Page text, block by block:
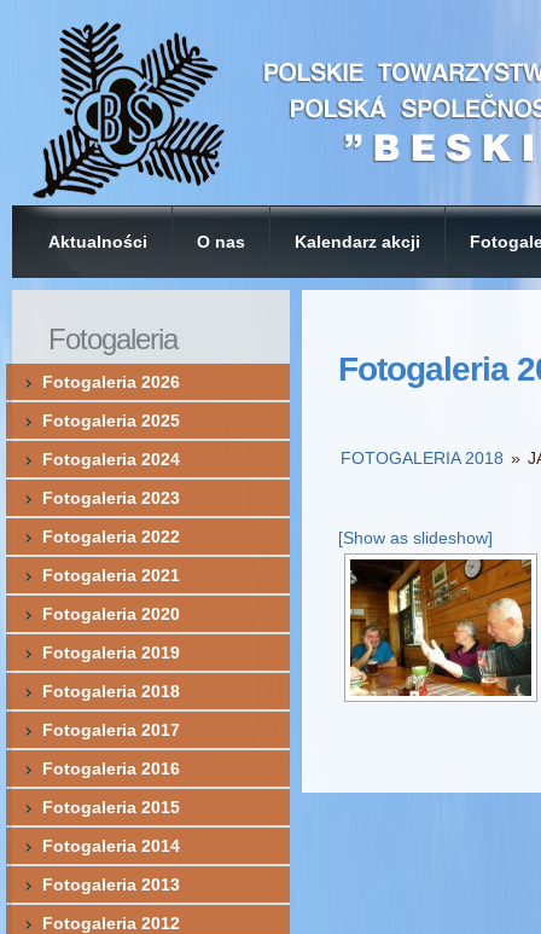
Aktualności O nas Kalendarz akcji
Fotogaleria
FOTOGALERIA 2018 »
[Show as slideshow]
Fotogaleria
Fotogaleria 2026
Fotogaleria 2025
Fotogaleria 2024
Fotogaleria 2023
Fotogaleria 2022
Fotogaleria 2021
Fotogaleria 2020
Fotogaleria 2019
Fotogaleria 2018
Fotogaleria 2017
Fotogaleria 2016
Fotogaleria 2015
Fotogaleria 2014
Fotogaleria 2013
Fotogaleria 2012